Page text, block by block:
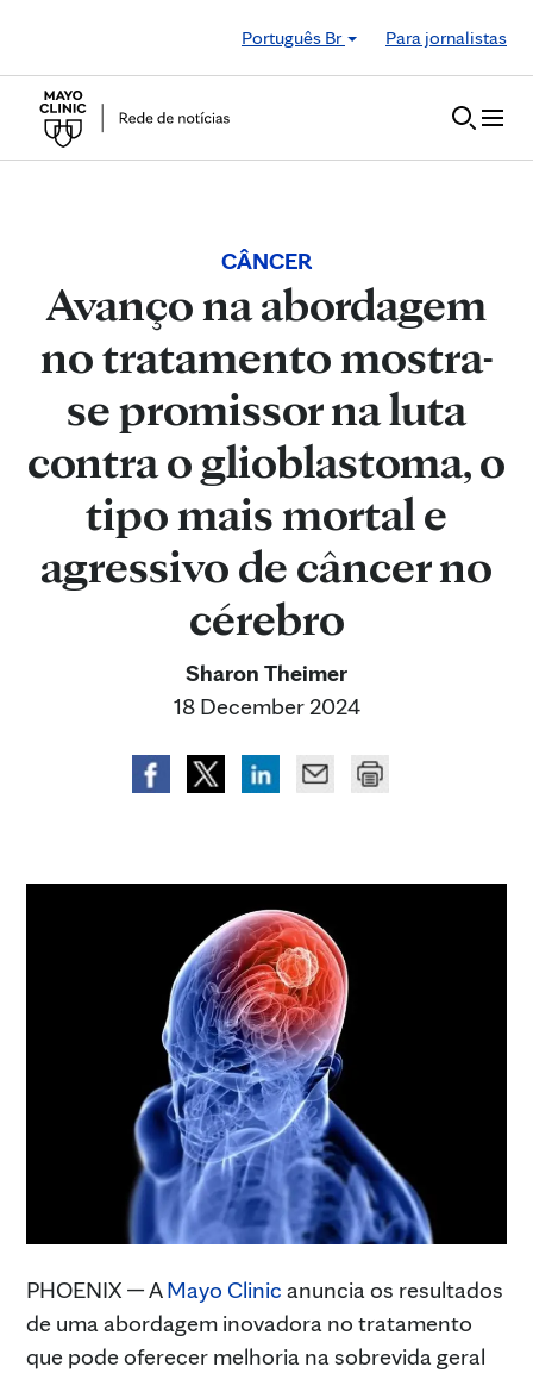
Português Br
Para jornalistas
CÂNCER
Avanço na abordagem
no tratamento mostra-
se promissor na luta
contra o glioblastoma, o
tipo mais mortal e
agressivo de câncer no
cérebro
Sharon Theimer
18 December 2024
PHOENIX — AMayo Clinic anuncia os resultados
de uma abordagem inovadora no tratamento
que pode oferecer melhoria na sobrevida geral